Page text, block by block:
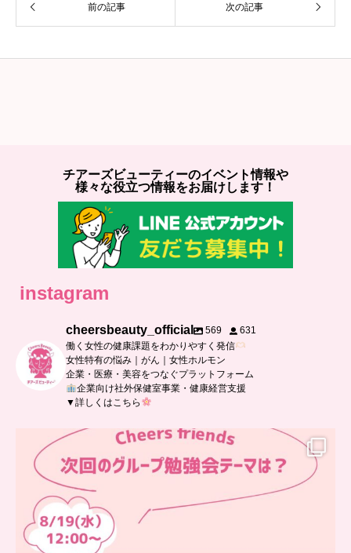
前の記事 次の記事
チアーズビューティーのイベント情報や
様々な役立つ情報をお届けします！
instagram
cheersbeauty_official 569
631
働く女性の健康課題をわかりやすく発信
女性特有の悩み｜がん｜女性ホルモン
企業・医療・美容をつなぐプラットフォーム
企業向け社外保健室事業・健康経営支援
▼詳しくはこちら
…
グループ勉強会